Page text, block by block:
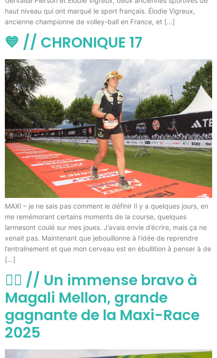
haut niveau qui ont marqué le sport français. Élodie Vigreux,
ancienne championne de volley-ball en France, et […]
💙 // CHRONIQUE 17
MAXI – je ne sais pas comment le définir Il y a quelques jours, en
me remémorant certains moments de la course, quelques
larmesont coulé sur mes joues. J’avais envie d’écrire, mais ça ne
venait pas. Maintenant que jebouillonne à l’idée de reprendre
l’entraînement et que mon cerveau est en ébullition à penser à de
[…]
🏃‍♀️ // Un immense bravo à
Magali Mellon, grande
gagnante de la Maxi-Race
2025